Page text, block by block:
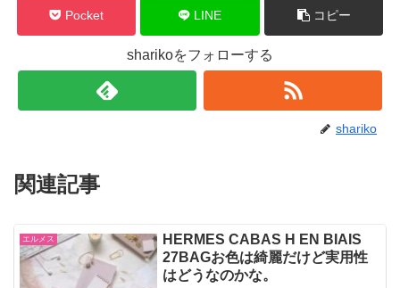
Pocket LINE コピー
sharikoをフォローする
shariko
関連記事
エルメス
HERMES CABAS H EN BIAIS
27BAGお色は綺麗だけど実用性
はどうなのかな。